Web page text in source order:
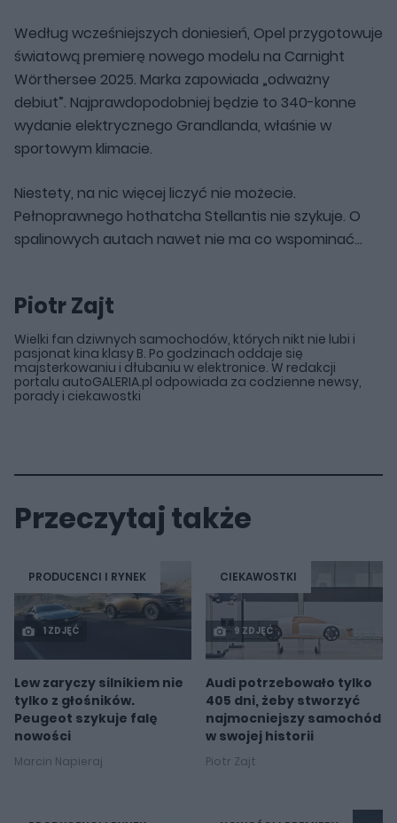
Według wcześniejszych doniesień, Opel przygotowuje
światową premierę nowego modelu na Carnight
Wörthersee 2025. Marka zapowiada „odważny
debiut”. Najprawdopodobniej będzie to 340-konne
wydanie elektrycznego Grandlanda, właśnie w
sportowym klimacie.
Niestety, na nic więcej liczyć nie możecie.
Pełnoprawnego hothatcha Stellantis nie szykuje. O
spalinowych autach nawet nie ma co wspominać...
Piotr Zajt
Wielki fan dziwnych samochodów, których nikt nie lubi i
pasjonat kina klasy B. Po godzinach oddaje się
majsterkowaniu i dłubaniu w elektronice. W redakcji
portalu autoGALERIA.pl odpowiada za codzienne newsy,
porady i ciekawostki
Przeczytaj także
PRODUCENCI I RYNEK
1 ZDJĘĆ
Lew zaryczy silnikiem nie
tylko z głośników.
Peugeot szykuje falę
nowości
Marcin Napieraj
CIEKAWOSTKI
9 ZDJĘĆ
Audi potrzebowało tylko
405 dni, żeby stworzyć
najmocniejszy samochód
w swojej historii
Piotr Zajt